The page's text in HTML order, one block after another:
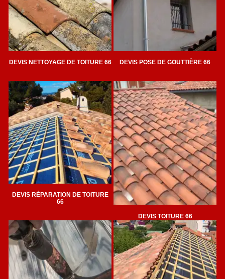
DEVIS NETTOYAGE DE TOITURE 66 DEVIS POSE DE GOUTTIÈRE 66
DEVIS RÉPARATION DE TOITURE
66
DEVIS TOITURE 66